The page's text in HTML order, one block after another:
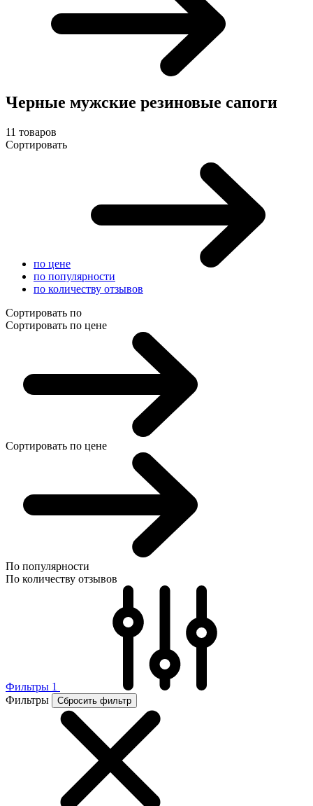
Черные мужские резиновые сапоги
11 товаров
Сортировать
по цене
по популярности
по количеству отзывов
Сортировать по
Сортировать по цене
Сортировать по цене
По популярности
По количеству отзывов
Фильтры 1
Фильтры
Сбросить фильтр